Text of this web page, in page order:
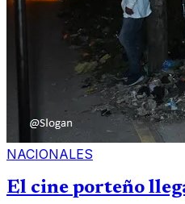
NACIONALES
El cine porteño